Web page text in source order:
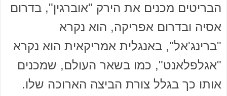
הבריטים מכנים את הירק "אוברגין", בדרום
אסיה ובדרום אפריקה, הוא נקרא
"ברינג'אל", באנגלית אמריקאית הוא נקרא
"אגלפלאנט", כמו בשאר העולם, שמכנים
אותו כך בגלל צורת הביצה הארוכה שלו.